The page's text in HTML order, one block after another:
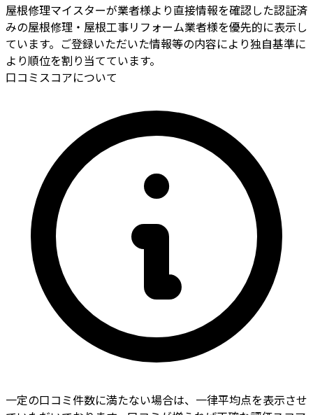
屋根修理マイスターが業者様より直接情報を確認した認証済
みの屋根修理・屋根工事リフォーム業者様を優先的に表示し
ています。ご登録いただいた情報等の内容により独自基準に
より順位を割り当てています。
口コミスコアについて
一定の口コミ件数に満たない場合は、一律平均点を表示させ